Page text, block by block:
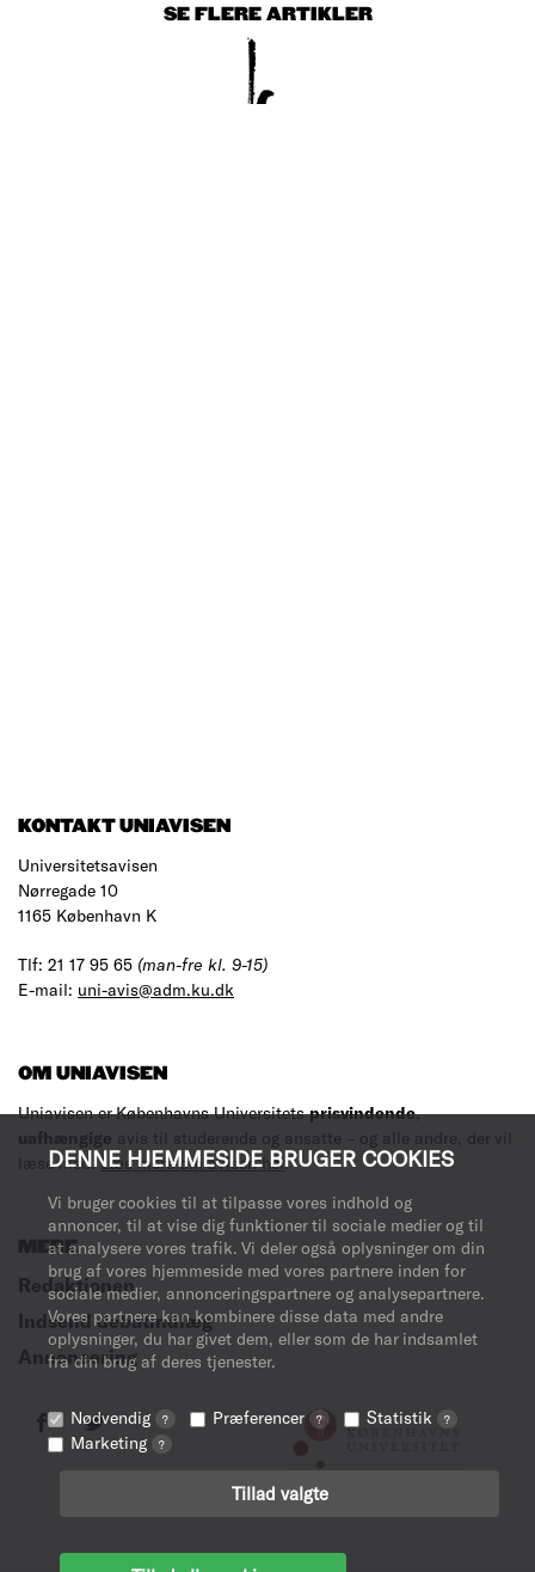
DENNE HJEMMESIDE BRUGER COOKIES
Vi bruger cookies til at tilpasse vores indhold og
annoncer, til at vise dig funktioner til sociale medier og til
at analysere vores trafik. Vi deler også oplysninger om din
brug af vores hjemmeside med vores partnere inden for
sociale medier, annonceringspartnere og analysepartnere.
Vores partnere kan kombinere disse data med andre
oplysninger, du har givet dem, eller som de har indsamlet
fra din brug af deres tjenester.
Nødvendig ? Præferencer ? Statistik ?
Marketing ?
Tillad valgte
SE FLERE ARTIKLER
KONTAKT UNIAVISEN
Universitetsavisen
Nørregade 10
1165 København K
Tlf: 21 17 95 65 (man-fre kl. 9-15)
E-mail: uni-avis@adm.ku.dk
OM UNIAVISEN
Uniavisen er Københavns Universitetsprisvindende,
uafhængige avis til studerende og ansatte – og alle andre, der vil
læse med.Læs mere om avisen her.
MERE
Redaktionen
Indsend debatindlæg
Annoncering